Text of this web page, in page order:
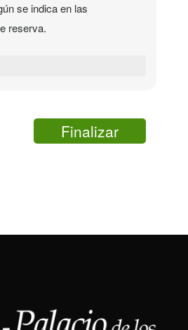
se indica en las
reserva.
Finalizar